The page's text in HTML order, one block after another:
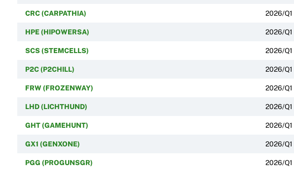
CRC (CARPATHIA) 2026/Q1
HPE (HIPOWERSA) 2026/Q1
SCS (STEMCELLS) 2026/Q1
P2C (P2CHILL) 2026/Q1
FRW (FROZENWAY) 2026/Q1
LHD (LICHTHUND) 2026/Q1
GHT (GAMEHUNT) 2026/Q1
GX1 (GENXONE) 2026/Q1
PGG (PROGUNSGR) 2026/Q1